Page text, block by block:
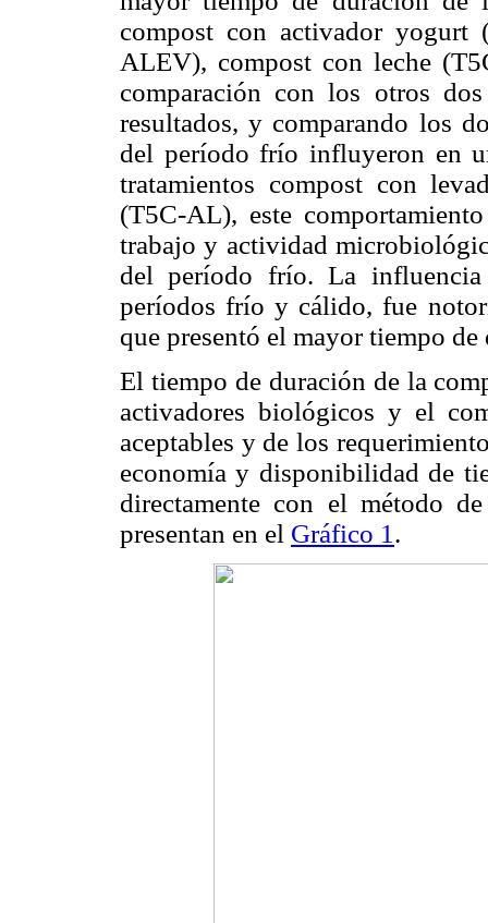
compost con activador yogurt
ALEV), compost con leche
comparación con los otros
resultados, y comparando los
del período frío influyeron en
tratamientos compost con
(T5C-AL), este
trabajo y actividad
del período frío. La influencia
períodos frío y cálido, fue
que presentó el mayor tiempo
El tiempo de duración de la
activadores biológicos y el
aceptables y de los
economía y disponibilidad de
directamente con el método
presentan en el Gráfico 1 .